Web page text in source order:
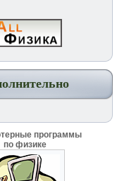
программы
по физике